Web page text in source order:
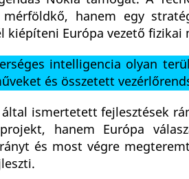
mérföldkő, hanem egy
kiépíteni Európa vezető
intelligencia olyan
és összetett
által ismertetett fejlesztések
hanem Európa
és most végre